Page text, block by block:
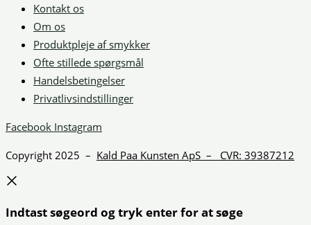
Kontakt os
Om os
Produktpleje af smykker
Ofte stillede spørgsmål
Handelsbetingelser
Privatlivsindstillinger
Facebook Instagram
Copyright 2025 – Kald Paa Kunsten ApS – CVR: 39387212
Indtast søgeord og tryk enter for at søge